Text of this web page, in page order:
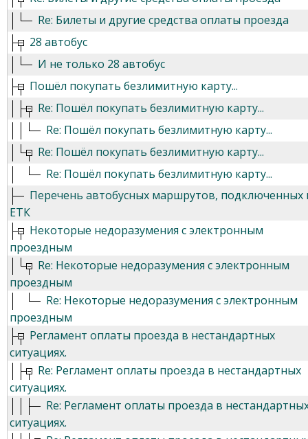
Re: Билеты и другие средства оплаты проезда
28 автобус
И не только 28 автобус
Пошёл покупать безлимитную карту...
Re: Пошёл покупать безлимитную карту...
Re: Пошёл покупать безлимитную карту...
Re: Пошёл покупать безлимитную карту...
Re: Пошёл покупать безлимитную карту...
Перечень автобусных маршрутов, подключенных
ЕТК
Некоторые недоразумения с электронным
проездным
Re: Некоторые недоразумения с электронным
проездным
Re: Некоторые недоразумения с электронным
проездным
Регламент оплаты проезда в нестандартных
ситуациях.
Re: Регламент оплаты проезда в нестандартных
ситуациях.
Re: Регламент оплаты проезда в
ситуациях.